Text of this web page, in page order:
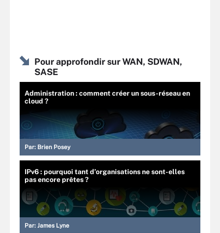
Pour approfondir sur WAN, SDWAN,
SASE
Administration : comment créer un sous-réseau en
cloud ?
Par: Brien Posey
IPv6 : pourquoi tant d’organisations ne sont-elles
pas encore prêtes ?
Par: James Lyne